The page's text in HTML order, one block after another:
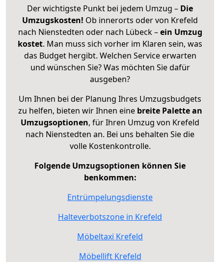
Der wichtigste Punkt bei jedem Umzug – Die
Umzugskosten! Ob innerorts oder von Krefeld
nach Nienstedten oder nach Lübeck –ein Umzug
kostet. Man muss sich vorher im Klaren sein, was
das Budget hergibt. Welchen Service erwarten
und wünschen Sie? Was möchten Sie dafür
ausgeben?
Um Ihnen bei der Planung Ihres Umzugsbudgets
zu helfen, bieten wir Ihnen eine breite Palette an
Umzugsoptionen, für Ihren Umzug von Krefeld
nach Nienstedten an. Bei uns behalten Sie die
volle Kostenkontrolle.
Folgende Umzugsoptionen können Sie
benkommen:
Entrümpelungsdienste
Halteverbotszone in Krefeld
Möbeltaxi Krefeld
Möbellift Krefeld